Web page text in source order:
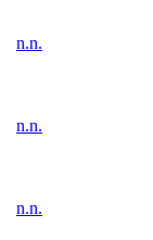
n.n.
n.n.
n.n.